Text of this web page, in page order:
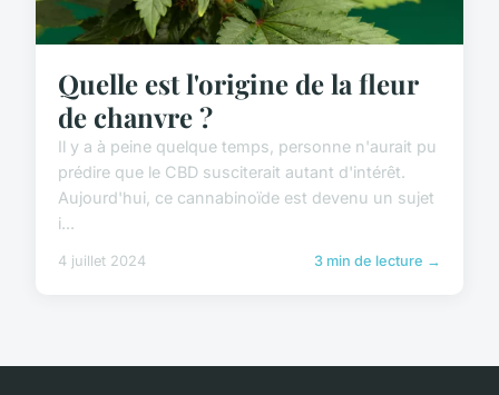
Quelle est l'origine de la fleur
de chanvre ?
Il y a à peine quelque temps, personne n'aurait pu
prédire que le CBD susciterait autant d'intérêt.
Aujourd'hui, ce cannabinoïde est devenu un sujet
i...
4 juillet 2024 3 min de lecture →